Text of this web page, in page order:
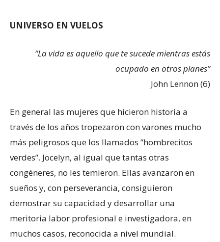
UNIVERSO EN VUELOS
“La vida es aquello que te sucede mientras estás
ocupado en otros planes”
John Lennon (6)
En general las mujeres que hicieron historia a
través de los años tropezaron con varones mucho
más peligrosos que los llamados “hombrecitos
verdes”. Jocelyn, al igual que tantas otras
congéneres, no les temieron. Ellas avanzaron en
sueños y, con perseverancia, consiguieron
demostrar su capacidad y desarrollar una
meritoria labor profesional e investigadora, en
muchos casos, reconocida a nivel mundial.